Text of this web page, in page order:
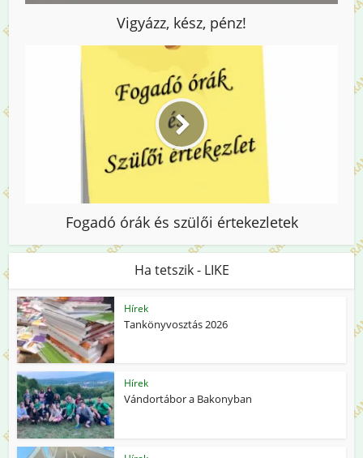
Vigyázz, kész, pénz!
Fogadó órák és szülői értekezletek
Ha tetszik - LIKE
Hírek
Tankönyvosztás 2026
Hírek
Vándortábor a Bakonyban